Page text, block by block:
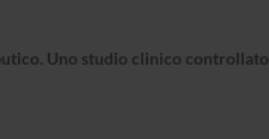
Uno studio clinico controllato